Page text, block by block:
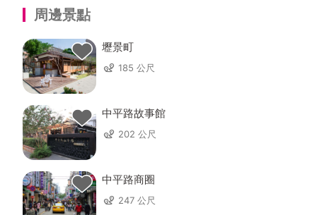
周邊景點
壢景町
185 公尺
中平路故事館
202 公尺
中平路商圈
247 公尺